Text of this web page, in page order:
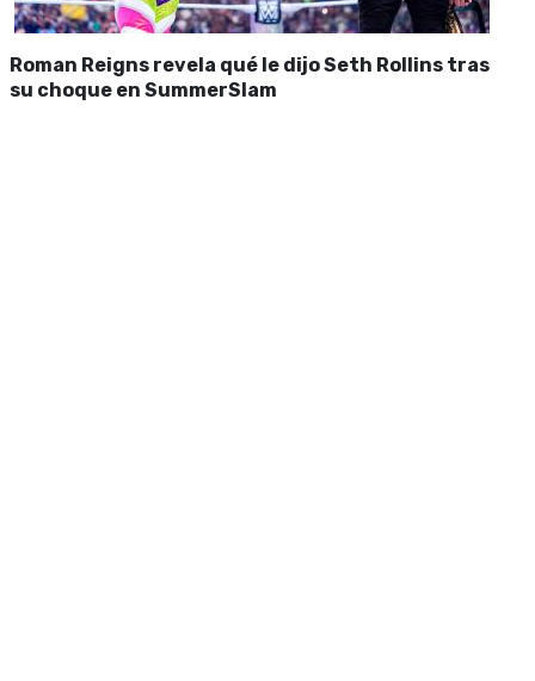
Roman Reigns revela qué le dijo Seth Rollins tras
su choque en SummerSlam